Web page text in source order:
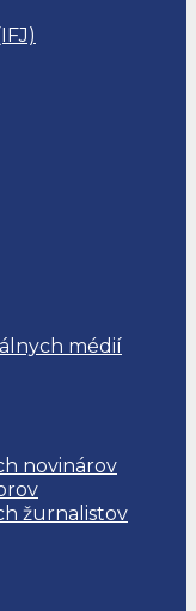
médií
novinárov
žurnalistov